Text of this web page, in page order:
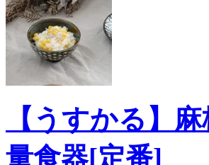
【うすかる】
量食器[定番]